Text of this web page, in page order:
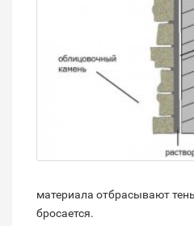
материала отбрасывают
бросается.